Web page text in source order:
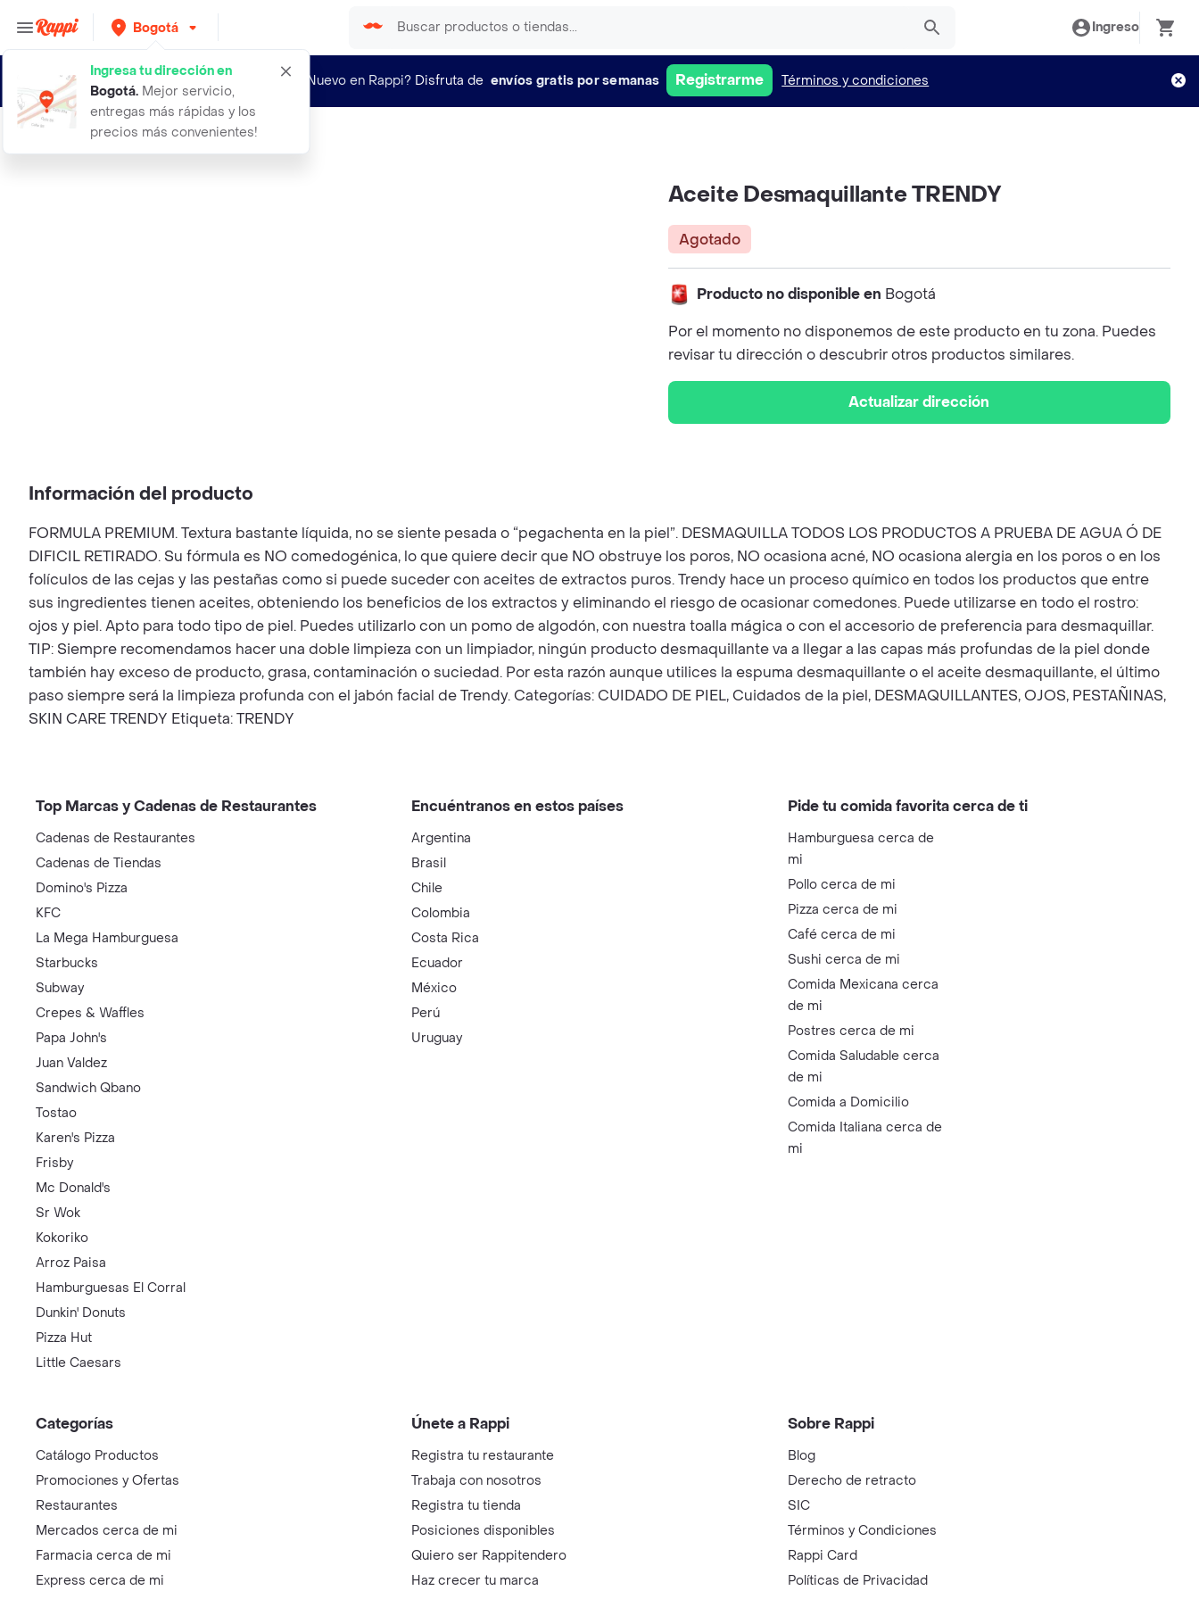
Bogotá
Ingresa tu dirección en
Bogotá. Mejor servicio,
entregas más rápidas y los
precios más convenientes!
Ingreso
¿Nuevo en Rappi? Disfruta de envíos gratis por semanas Registrarme Términos y condiciones
aceite desmaquillante trendy
Aceite Desmaquillante TRENDY
Agotado
Producto no disponible en Bogotá
Por el momento no disponemos de este producto en tu zona. Puedes
revisar tu dirección o descubrir otros productos similares.
Actualizar dirección
Información del producto
FORMULA PREMIUM. Textura bastante líquida, no se siente pesada o “pegachenta en la piel”. DESMAQUILLA TODOS LOS PRODUCTOS A PRUEBA DE AGUA Ó DE
DIFICIL RETIRADO. Su fórmula es NO comedogénica, lo que quiere decir que NO obstruye los poros, NO ocasiona acné, NO ocasiona alergia en los poros o en los
folículos de las cejas y las pestañas como si puede suceder con aceites de extractos puros. Trendy hace un proceso químico en todos los productos que entre
sus ingredientes tienen aceites, obteniendo los beneficios de los extractos y eliminando el riesgo de ocasionar comedones. Puede utilizarse en todo el rostro:
ojos y piel. Apto para todo tipo de piel. Puedes utilizarlo con un pomo de algodón, con nuestra toalla mágica o con el accesorio de preferencia para desmaquillar.
TIP: Siempre recomendamos hacer una doble limpieza con un limpiador, ningún producto desmaquillante va a llegar a las capas más profundas de la piel donde
también hay exceso de producto, grasa, contaminación o suciedad. Por esta razón aunque utilices la espuma desmaquillante o el aceite desmaquillante, el último
paso siempre será la limpieza profunda con el jabón facial de Trendy. Categorías: CUIDADO DE PIEL, Cuidados de la piel, DESMAQUILLANTES, OJOS, PESTAÑINAS,
SKIN CARE TRENDY Etiqueta: TRENDY
Top Marcas y Cadenas de Restaurantes
Cadenas de Restaurantes
Cadenas de Tiendas
Domino's Pizza
KFC
La Mega Hamburguesa
Starbucks
Subway
Crepes & Waffles
Papa John's
Juan Valdez
Sandwich Qbano
Tostao
Karen's Pizza
Frisby
Mc Donald's
Sr Wok
Kokoriko
Arroz Paisa
Hamburguesas El Corral
Dunkin' Donuts
Pizza Hut
Little Caesars
Encuéntranos en estos países
Argentina
Brasil
Chile
Colombia
Costa Rica
Ecuador
México
Perú
Uruguay
Pide tu comida favorita cerca de ti
Hamburguesa cerca de
mi
Pollo cerca de mi
Pizza cerca de mi
Café cerca de mi
Sushi cerca de mi
Comida Mexicana cerca
de mi
Postres cerca de mi
Comida Saludable cerca
de mi
Comida a Domicilio
Comida Italiana cerca de
mi
Categorías
Catálogo Productos
Promociones y Ofertas
Restaurantes
Mercados cerca de mi
Farmacia cerca de mi
Express cerca de mi
Únete a Rappi
Registra tu restaurante
Trabaja con nosotros
Registra tu tienda
Posiciones disponibles
Quiero ser Rappitendero
Haz crecer tu marca
Sobre Rappi
Blog
Derecho de retracto
SIC
Términos y Condiciones
Rappi Card
Políticas de Privacidad